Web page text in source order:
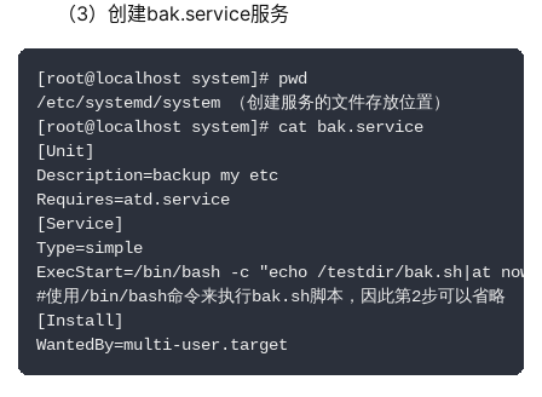
（3）创建bak.service服务
[root@localhost system]# pwd
/etc/systemd/system （创建服务的文件存放位置）
[root@localhost system]# cat bak.service
[Unit]
Description=backup my etc
Requires=atd.service
[Service]
Type=simple
ExecStart=/bin/bash -c "echo /testdir/bak.sh|at now"
#使用/bin/bash命令来执行bak.sh脚本，因此第2步可以省略
[Install]
WantedBy=multi-user.target